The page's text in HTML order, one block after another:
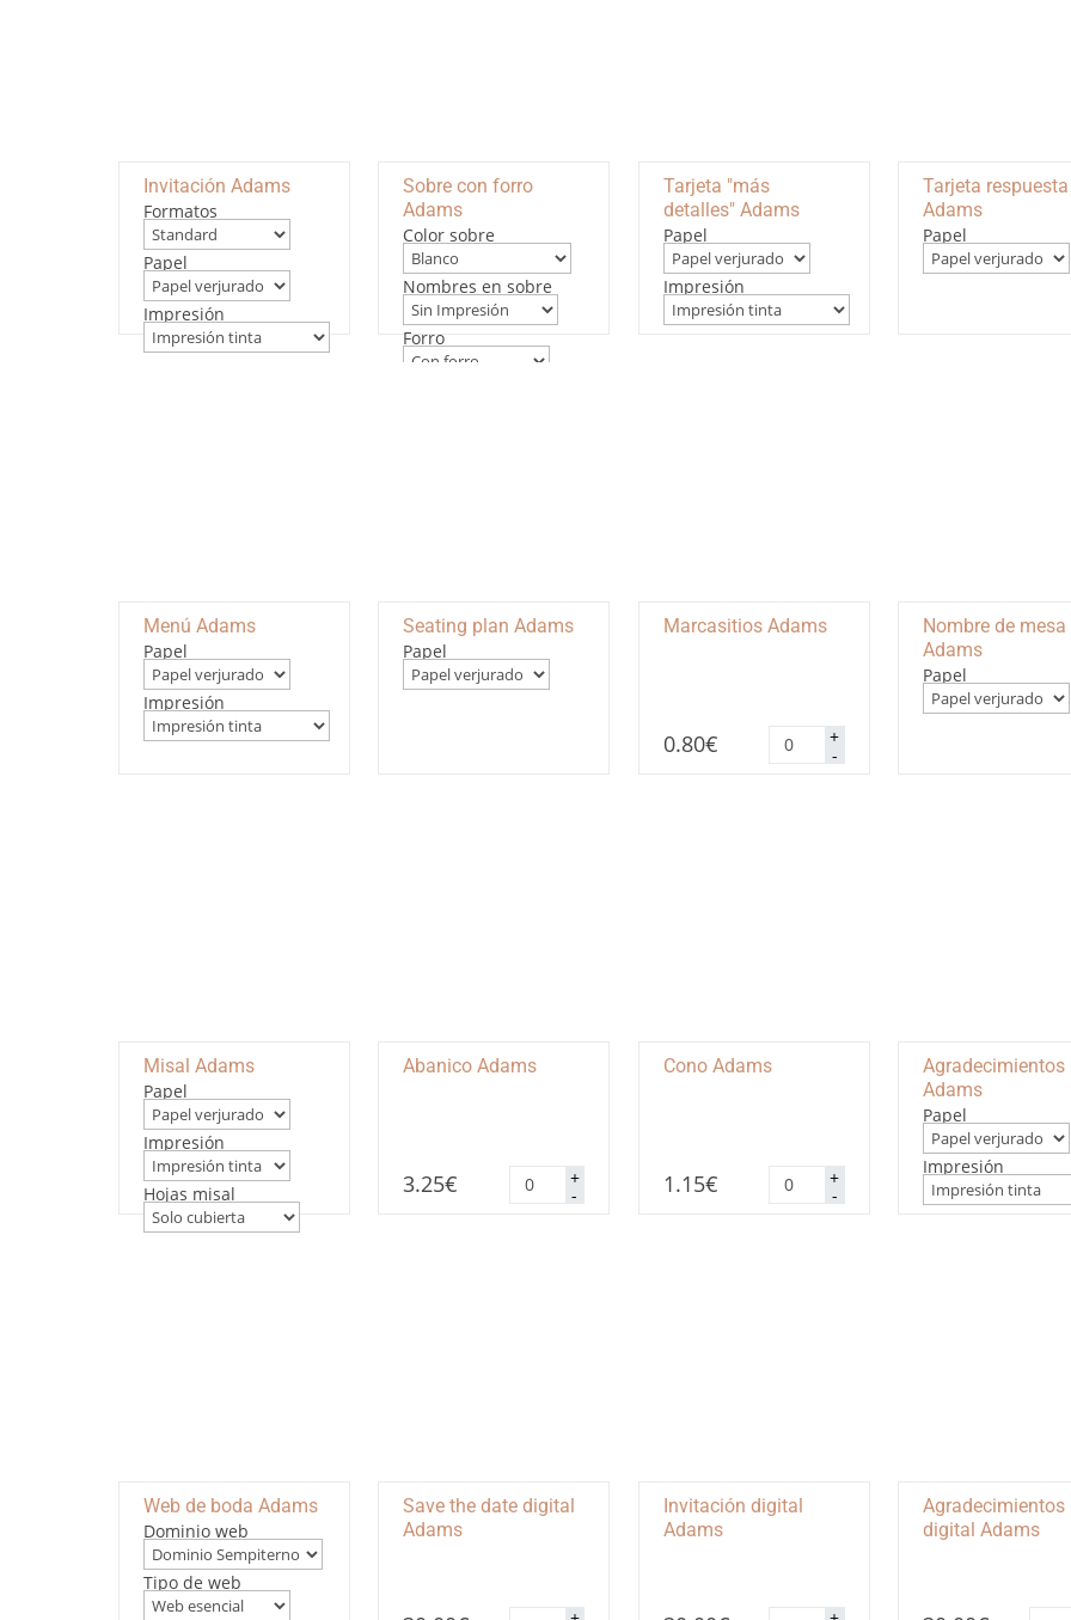
Invitación Adams
Formatos
Papel
Impresión
Sobre con forro
Adams
Color sobre
Nombres en sobre
Forro
Tarjeta "más
detalles" Adams
Papel
Impresión
Tarjeta respuesta
Adams
Papel
Menú Adams
Papel
Impresión
Seating plan Adams
Papel
Marcasitios Adams
0.80€ -
Marcasitios
Adams
cantidad
+
Nombre de mesa
Adams
Papel
Misal Adams
Papel
Impresión
Hojas misal
Abanico Adams
3.25€ -
Abanico
Adams
cantidad
+
Cono Adams
1.15€ -
Cono
Adams
cantidad
+
Agradecimientos
Adams
Papel
Impresión
Web de boda Adams
Dominio web
Tipo de web
Save the date digital
Adams
Save
Invitación digital
Adams
Invitación
Agradecimientos
digital Adams